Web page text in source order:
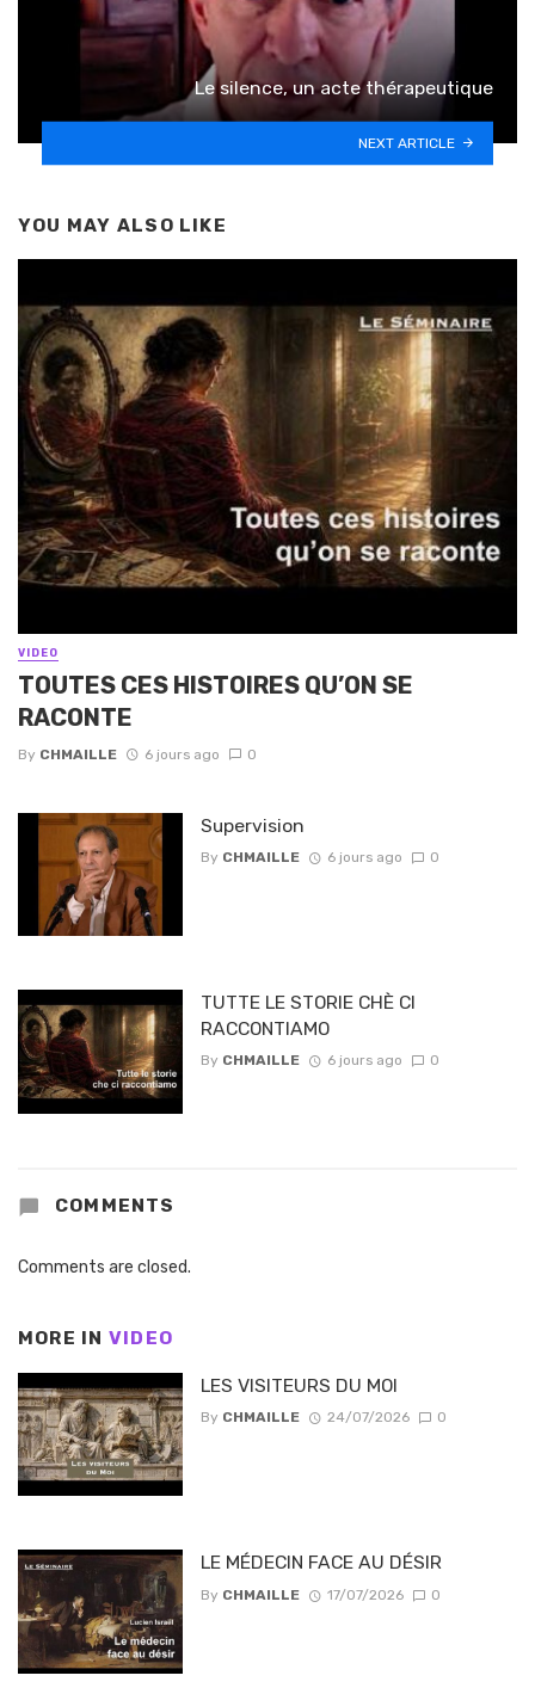
Le silence, un acte thérapeutique
NEXT ARTICLE
YOU MAY ALSO LIKE
VIDEO
TOUTES CES HISTOIRES QU’ON SE
RACONTE
By CHMAILLE 6 jours ago 0
Supervision
By CHMAILLE 6 jours ago 0
TUTTE LE STORIE CHÈ CI
RACCONTIAMO
By CHMAILLE 6 jours ago 0
COMMENTS
Comments are closed.
MORE IN VIDEO
LES VISITEURS DU MOI
By CHMAILLE 24/07/2026 0
LE MÉDECIN FACE AU DÉSIR
By CHMAILLE 17/07/2026 0